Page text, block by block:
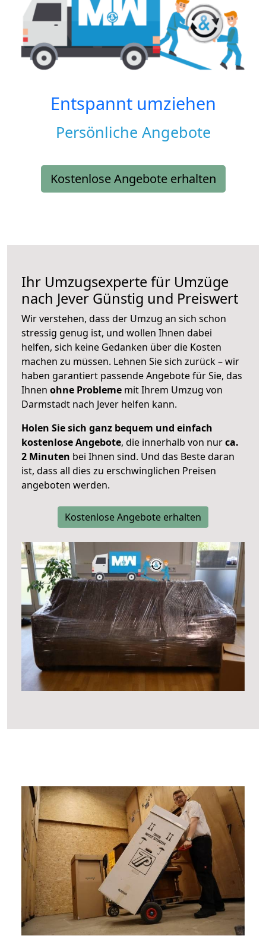
Entspannt umziehen
Persönliche Angebote
Kostenlose Angebote erhalten
Ihr Umzugsexperte für Umzüge
nach Jever Günstig und Preiswert
Wir verstehen, dass der Umzug an sich schon
stressig genug ist, und wollen Ihnen dabei
helfen, sich keine Gedanken über die Kosten
machen zu müssen. Lehnen Sie sich zurück – wir
haben garantiert passende Angebote für Sie, das
Ihnen ohne Probleme mit Ihrem Umzug von
Darmstadt nach Jever helfen kann.
Holen Sie sich ganz bequem und einfach
kostenlose Angebote, die innerhalb von nurca.
2 Minuten bei Ihnen sind. Und das Beste daran
ist, dass all dies zu erschwinglichen Preisen
angeboten werden.
Kostenlose Angebote erhalten